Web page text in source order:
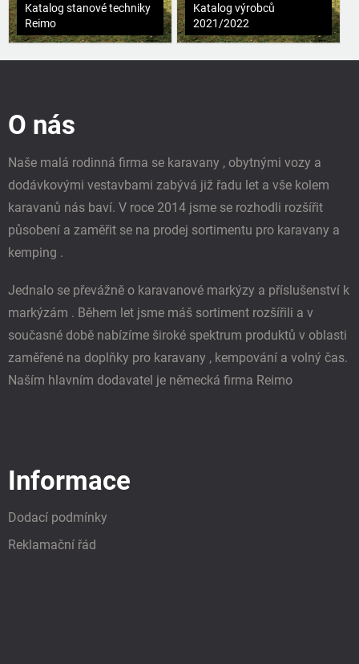
Katalog stanové techniky
Reimo
Katalog výrobců
2021/2022
O nás
Naše malá rodinná firma se karavany , obytnými vozy a
dodávkovými vestavbami zabývá již řadu let a vše kolem
karavanů nás baví. V roce 2014 jsme se rozhodli rozšířit
působení a zaměřit se na prodej sortimentu pro karavany a
kemping .
Jednalo se převážně o karavanové markýzy a příslušenství k
markýzám . Během let jsme máš sortiment rozšířili a v
současné době nabízíme široké spektrum produktů v oblasti
zaměřené na doplňky pro karavany , kempování a volný čas.
Naším hlavním dodavatel je německá firma Reimo
Informace
Dodací podmínky
Reklamační řád